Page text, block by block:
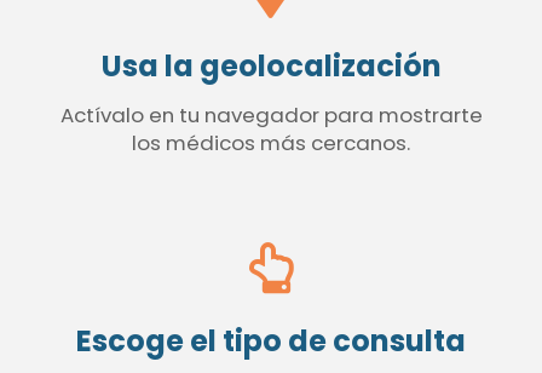
Usa la geolocalización
Actívalo en tu navegador para mostrarte
los médicos más cercanos.
Escoge el tipo de consulta